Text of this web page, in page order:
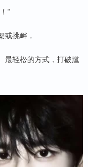
”
或挑衅，
最轻松的方式，打破尴